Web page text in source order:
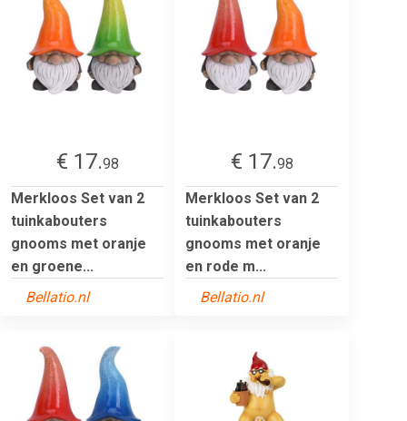
€ 17.98
Merkloos Set van 2
tuinkabouters
gnooms met oranje
en groene...
Bellatio.nl
€ 17.98
Merkloos Set van 2
tuinkabouters
gnooms met oranje
en rode m...
Bellatio.nl